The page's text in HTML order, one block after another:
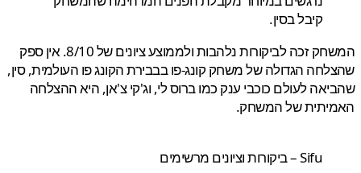
קיבל בסין.
המשחק זכה לביקורות נלהבות ולממוצע ציונים של 8/10. אין ספק
הגדולה של משחק קונג-פו בבבירת הקונג פו העולמית, סין,
לעולם כוכבי ענק כמו ברוס לי, וג'קי צ'אן, היא ההצלחה
של המשחק.